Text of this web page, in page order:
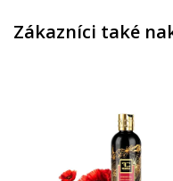
Zákazníci také